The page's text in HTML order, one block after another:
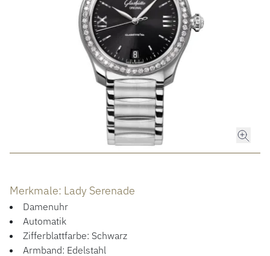
ROLEX CERTIFIED PRE-OWNED
HOCHZEIT
ÜBER UNS
Merkmale: Lady Serenade
Damenuhr
Automatik
Zifferblattfarbe: Schwarz
Armband: Edelstahl